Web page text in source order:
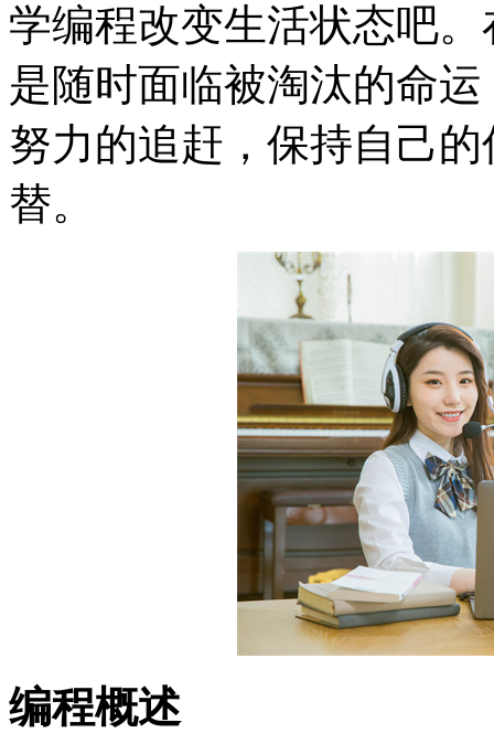
学编程改变生活状态吧
是随时面临被淘汰的命
努力的追赶，保持自己
替。
编程概述